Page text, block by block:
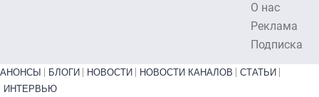
О нас
Реклама
Подписка
Primary links bottom
АНОНСЫ БЛОГИ НОВОСТИ НОВОСТИ КАНАЛОВ
СТАТЬИ
ИНТЕРВЬЮ